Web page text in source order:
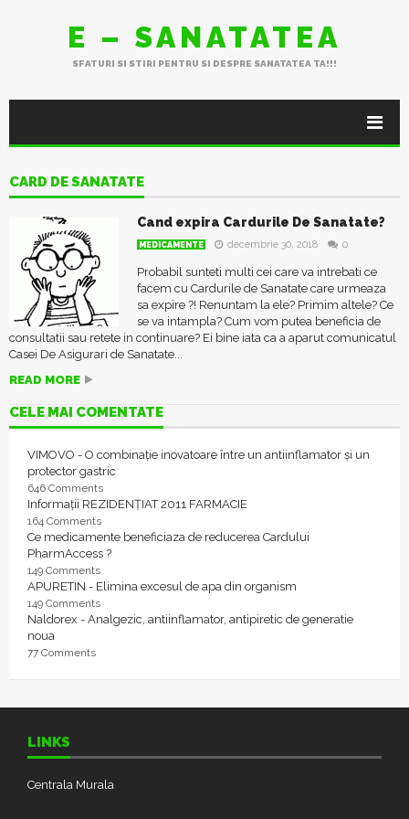
E – SANATATEA
SFATURI SI STIRI PENTRU SI DESPRE SANATATEA TA!!!
CARD DE SANATATE
Cand expira Cardurile De Sanatate?
MEDICAMENTE decembrie 30, 2018 0
Probabil sunteti multi cei care va intrebati ce
facem cu Cardurile de Sanatate care urmeaza
sa expire ?! Renuntam la ele? Primim altele? Ce
se va intampla? Cum vom putea beneficia de
consultatii sau retete in continuare? Ei bine iata ca a aparut comunicatul
Casei De Asigurari de Sanatate...
READ MORE
CELE MAI COMENTATE
VIMOVO - O combinație inovatoare între un antiinflamator și un
protector gastric
646 Comments
Informații REZIDENȚIAT 2011 FARMACIE
164 Comments
Ce medicamente beneficiaza de reducerea Cardului
PharmAccess ?
149 Comments
APURETIN - Elimina excesul de apa din organism
149 Comments
Naldorex - Analgezic, antiinflamator, antipiretic de generatie
noua
77 Comments
LINKS
Centrala Murala